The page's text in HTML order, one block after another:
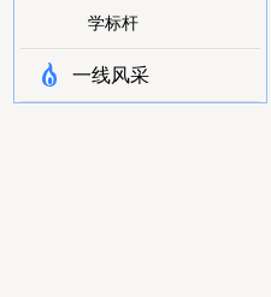
学标杆
一线风采